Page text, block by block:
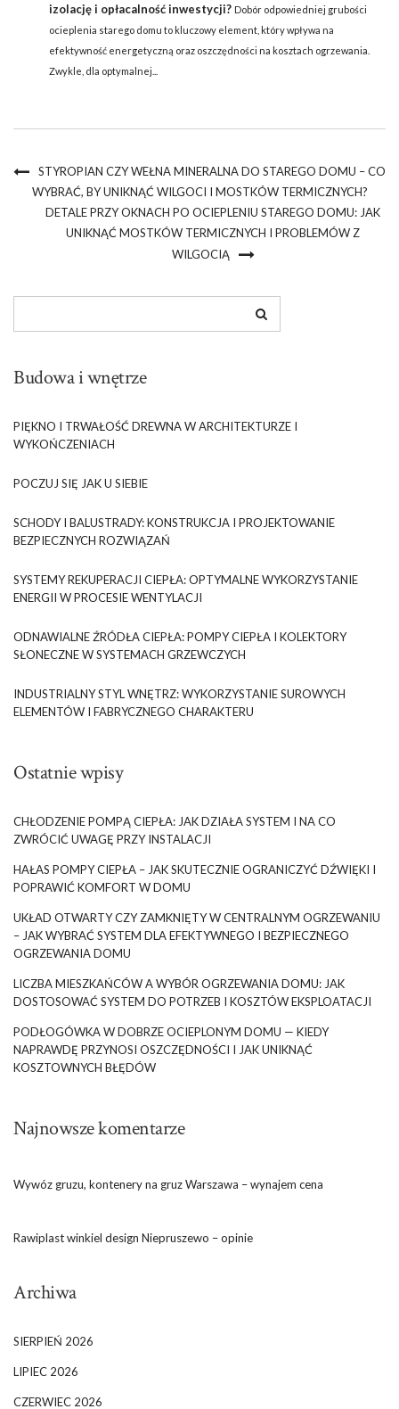
izolację i opłacalność inwestycji? Dobór odpowiedniej grubości
ocieplenia starego domu to kluczowy element, który wpływa na
efektywność energetyczną oraz oszczędności na kosztach ogrzewania.
Zwykle, dla optymalnej...
STYROPIAN CZY WEŁNA MINERALNA DO STAREGO DOMU – CO
WYBRAĆ, BY UNIKNĄĆ WILGOCI I MOSTKÓW TERMICZNYCH?
DETALE PRZY OKNACH PO OCIEPLENIU STAREGO DOMU: JAK
UNIKNĄĆ MOSTKÓW TERMICZNYCH I PROBLEMÓW Z
WILGOCIĄ
Budowa i wnętrze
PIĘKNO I TRWAŁOŚĆ DREWNA W ARCHITEKTURZE I
WYKOŃCZENIACH
POCZUJ SIĘ JAK U SIEBIE
SCHODY I BALUSTRADY: KONSTRUKCJA I PROJEKTOWANIE
BEZPIECZNYCH ROZWIĄZAŃ
SYSTEMY REKUPERACJI CIEPŁA: OPTYMALNE WYKORZYSTANIE
ENERGII W PROCESIE WENTYLACJI
ODNAWIALNE ŹRÓDŁA CIEPŁA: POMPY CIEPŁA I KOLEKTORY
SŁONECZNE W SYSTEMACH GRZEWCZYCH
INDUSTRIALNY STYL WNĘTRZ: WYKORZYSTANIE SUROWYCH
ELEMENTÓW I FABRYCZNEGO CHARAKTERU
Ostatnie wpisy
CHŁODZENIE POMPĄ CIEPŁA: JAK DZIAŁA SYSTEM I NA CO
ZWRÓCIĆ UWAGĘ PRZY INSTALACJI
HAŁAS POMPY CIEPŁA – JAK SKUTECZNIE OGRANICZYĆ DŹWIĘKI I
POPRAWIĆ KOMFORT W DOMU
UKŁAD OTWARTY CZY ZAMKNIĘTY W CENTRALNYM OGRZEWANIU
– JAK WYBRAĆ SYSTEM DLA EFEKTYWNEGO I BEZPIECZNEGO
OGRZEWANIA DOMU
LICZBA MIESZKAŃCÓW A WYBÓR OGRZEWANIA DOMU: JAK
DOSTOSOWAĆ SYSTEM DO POTRZEB I KOSZTÓW EKSPLOATACJI
PODŁOGÓWKA W DOBRZE OCIEPLONYM DOMU — KIEDY
NAPRAWDĘ PRZYNOSI OSZCZĘDNOŚCI I JAK UNIKNĄĆ
KOSZTOWNYCH BŁĘDÓW
Najnowsze komentarze
Wywóz gruzu, kontenery na gruz Warszawa – wynajem cena
Rawiplast winkiel design Niepruszewo – opinie
Archiwa
SIERPIEŃ 2026
LIPIEC 2026
CZERWIEC 2026